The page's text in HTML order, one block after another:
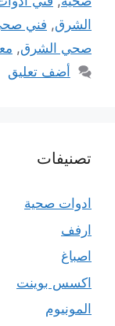
الشرق, فني
صحي الشرق,
أضف تعليق
تصنيفات
ادوات صحية
ارفف
اصباغ
اكسس بوينت
المونيوم